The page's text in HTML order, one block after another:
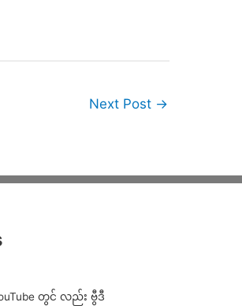
Next Post →
တွင် လည်း ဗွီဒီ